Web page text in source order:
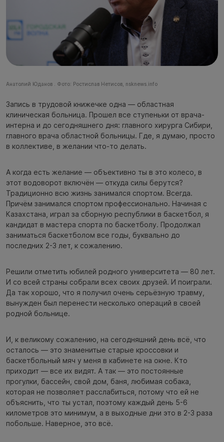
Анатолий Юданов . Фото: Ростислав Нетисов, nsknews.info
Запись в трудовой книжечке одна — областная
клиническая больница. Прошел все ступеньки от врача-
интерна и до сегодняшнего дня: главного хирурга Сибири,
главного врача областной больницы. Где, я думаю, просто
в коллективе, в желании что-то делать.
А когда есть желание — объективно ты в это колесо, в
этот водоворот включён — откуда силы берутся?
Традиционно всю жизнь занимался спортом. Всегда.
Причём занимался спортом профессионально. Начиная с
Казахстана, играл за сборную республики в баскетбол, я
кандидат в мастера спорта по баскетболу. Продолжал
заниматься баскетболом все годы, буквально до
последних 2-3 лет, к сожалению.
Решили отметить юбилей родного университета — 80 лет.
И со всей страны собрали всех своих друзей. И поиграли.
Да так хорошо, что я получил очень серьёзную травму,
вынужден был перенести несколько операций в своей
родной больнице.
И, к великому сожалению, на сегодняшний день всё, что
осталось — это знаменитые старые кроссовки и
баскетбольный мяч у меня в кабинете на окне. Кто
приходит — все их видят. А так — это постоянные
прогулки, бассейн, свой дом, баня, любимая собака,
которая не позволяет расслабиться, потому что ей не
объяснить, что ты устал, поэтому каждый день 5-6
километров это минимум, а в выходные дни это в 2-3 раза
побольше. Наверное, это всё.